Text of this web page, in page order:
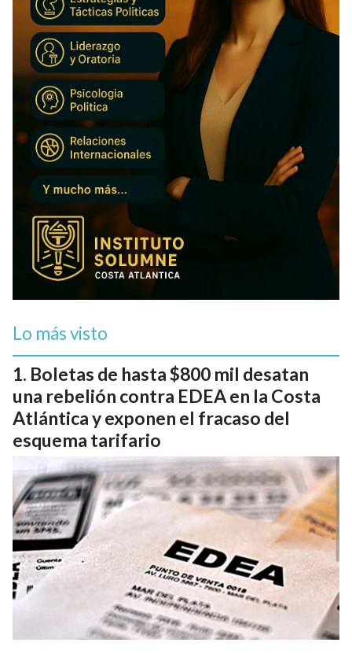
Lo más visto
Boletas de hasta $800 mil desatan
una rebelión contra EDEA en la Costa
Atlántica y exponen el fracaso del
esquema tarifario